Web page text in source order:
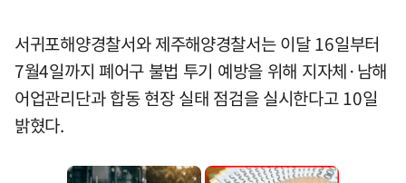
서귀포해양경찰서와 제주해양경찰서는 이달 16일부터
7월4일까지 폐어구 불법 투기 예방을 위해 지자체·남해
어업관리단과 합동 현장 실태 점검을 실시한다고 10일
밝혔다.